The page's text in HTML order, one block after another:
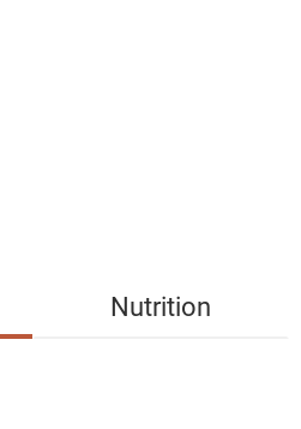
Nutrition